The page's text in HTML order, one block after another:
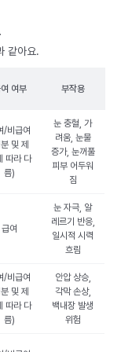
같아요.
여부 부작용
/비급여
및 제
따라 다
름)
눈 충혈, 가
려움, 눈물
증가, 눈꺼풀
피부 어두워
짐
급여
눈 자극, 알
레르기 반응,
일시적 시력
흐림
/비급여
및 제
따라 다
름)
안압 상승,
각막 손상,
백내장 발생
위험